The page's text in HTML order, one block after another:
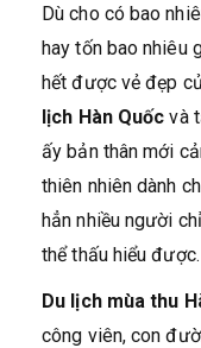
Dù cho có bao
hay tốn bao nhiêu
hết được vẻ đẹp
lịch Hàn Quốcvà
ấy bản thân mới
thiên nhiên dành
hẳn nhiều người
thể thấu hiểu được.
Du lịch mùa thu
công viên, con